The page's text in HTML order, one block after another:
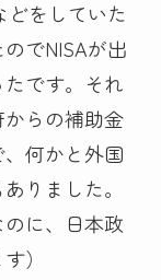
どをしていた
でNISAが出
です。それ
らの補助金
何かと外国
りました。
のに、日本政
）